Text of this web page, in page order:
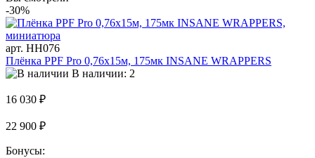
-30%
арт. HH076
Плёнка PPF Pro 0,76x15м, 175мк INSANE WRAPPERS
В наличии: 2
16 030 ₽
22 900 ₽
Бонусы: